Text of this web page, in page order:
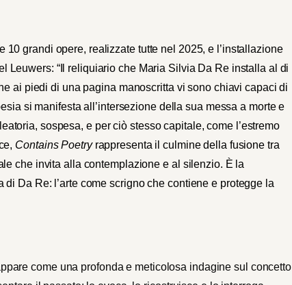
grandi opere, realizzate tutte nel 2025, e l’installazione
Leuwers: “Il reliquiario che Maria Silvia Da Re installa al di
ai piedi di una pagina manoscritta vi sono chiavi capaci di
si manifesta all’intersezione della sua messa a morte e
sospesa, e per ciò stesso capitale, come l’estremo
Contains Poetry rappresenta il culmine della fusione tra
che invita alla contemplazione e al silenzio. È la
di Da Re: l’arte come scrigno che contiene e protegge la
come una profonda e meticolosa indagine sul concetto